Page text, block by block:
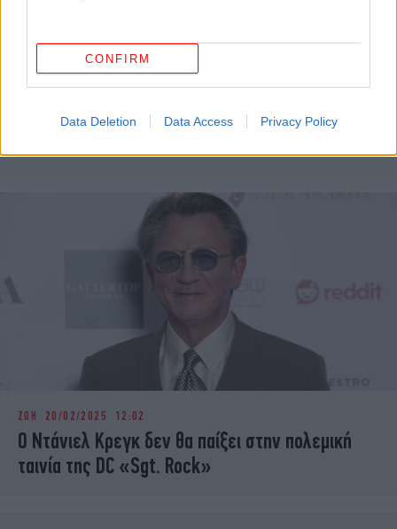
CONFIRM
Data Deletion Data Access Privacy Policy
ΖΩΗ 17/03/2025 06:50
Μάικλ Φασμπέντερ: «Ίσως να γινόμουν "Τζέιμς
Μποντ", αλλά άθελά μου πρότεινα τον Ντάνιελ
ΖΩΗ 20/02/2025 12:02
Ο Ντάνιελ Κρεγκ δεν θα παίξει στην πολεμική
ταινία της DC «Sgt. Rock»